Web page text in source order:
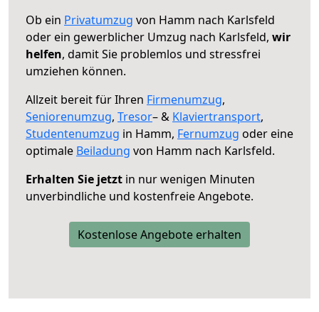
Ob ein Privatumzug von Hamm nach Karlsfeld
oder ein gewerblicher Umzug nach Karlsfeld, wir
helfen, damit Sie problemlos und stressfrei
umziehen können.
Allzeit bereit für Ihren Firmenumzug,
Seniorenumzug, Tresor– & Klaviertransport,
Studentenumzug in Hamm, Fernumzug oder eine
optimale Beiladung von Hamm nach Karlsfeld.
Erhalten Sie jetzt in nur wenigen Minuten
unverbindliche und kostenfreie Angebote.
Kostenlose Angebote erhalten